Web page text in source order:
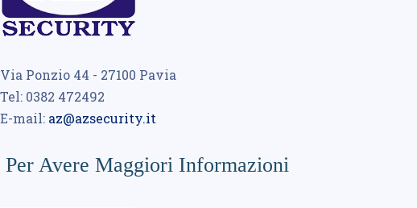
Via Ponzio 44 - 27100 Pavia
Tel: 0382 472492
E-mail: az@azsecurity.it
Per Avere Maggiori Informazioni